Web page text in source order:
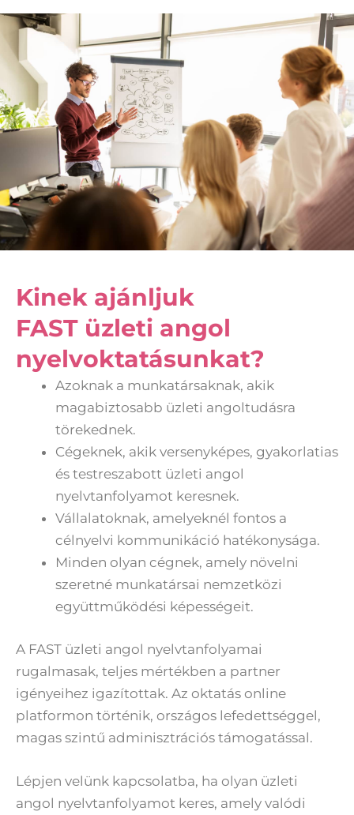
Kinek ajánljuk
FAST üzleti angol
nyelvoktatásunkat?
Azoknak a munkatársaknak, akik
magabiztosabb üzleti angoltudásra
törekednek.
Cégeknek, akik versenyképes, gyakorlatias
és testreszabott üzleti angol
nyelvtanfolyamot keresnek.
Vállalatoknak, amelyeknél fontos a
célnyelvi kommunikáció hatékonysága.
Minden olyan cégnek, amely növelni
szeretné munkatársai nemzetközi
együttműködési képességeit.
A FAST üzleti angol nyelvtanfolyamai
rugalmasak, teljes mértékben a partner
igényeihez igazítottak. Az oktatás online
platformon történik, országos lefedettséggel,
magas szintű adminisztrációs támogatással.
Lépjen velünk kapcsolatba, ha olyan üzleti
angol nyelvtanfolyamot keres, amely valódi